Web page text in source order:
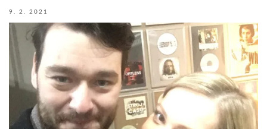
9. 2. 2021